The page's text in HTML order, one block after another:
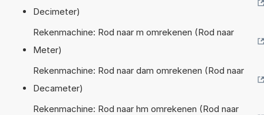
Decimeter)
Rekenmachine: Rod naar m omrekenen (Rod naar
Meter)
Rekenmachine: Rod naar dam omrekenen (Rod naar
Decameter)
Rekenmachine: Rod naar hm omrekenen (Rod naar